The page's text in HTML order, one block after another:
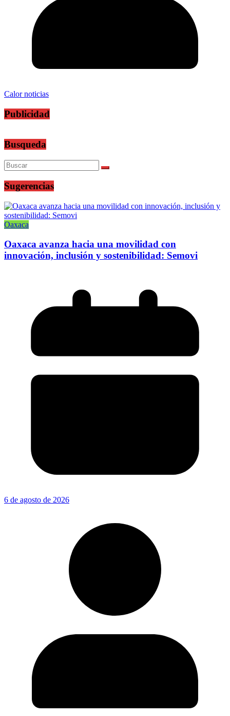
Calor noticias
Publicidad
Busqueda
Sugerencias
Oaxaca
Oaxaca avanza hacia una movilidad con
innovación, inclusión y sostenibilidad: Semovi
6 de agosto de 2026